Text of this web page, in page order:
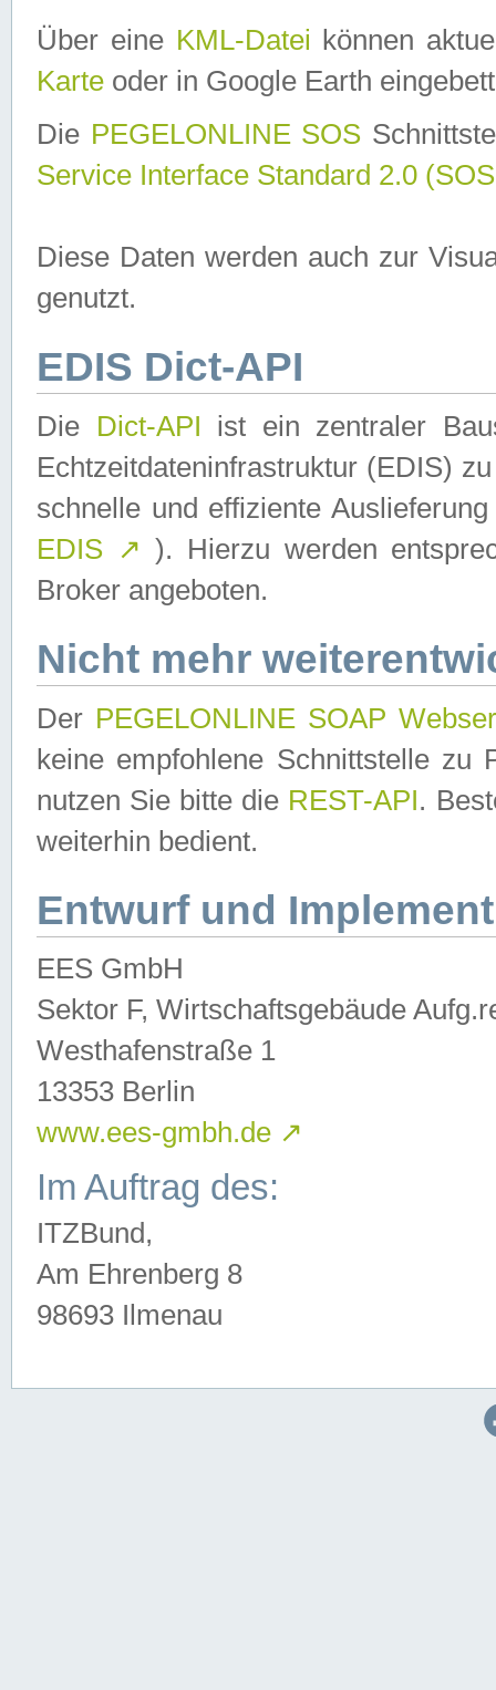
Über eine KML-Datei können
Karte oder in Google Earth
Die PEGELONLINE SOS
Service Interface Standard 2.0
Diese Daten werden auch zur
genutzt.
EDIS Dict-API
Die Dict-API ist ein zentraler
Echtzeitdateninfrastruktur (EDIS)
schnelle und effiziente
EDIS ↗ ). Hierzu werden
Broker angeboten.
Nicht mehr
Der PEGELONLINE SOAP
keine empfohlene Schnittstelle zu
nutzen Sie bitte die REST-API.
weiterhin bedient.
Entwurf und
EES GmbH
Sektor F, Wirtschaftsgebäude
Westhafenstraße 1
13353 Berlin
www.ees-gmbh.de ↗
Im Auftrag des:
ITZBund,
Am Ehrenberg 8
98693 Ilmenau